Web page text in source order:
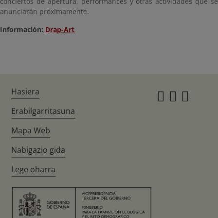
anunciarán próximamente.
Información: Drap-Art
Hasiera
Erabilgarritasuna
Mapa Web
Nabigazio gida
Lege oharra